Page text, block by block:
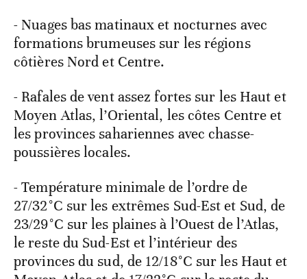
- Nuages bas matinaux et nocturnes avec
formations brumeuses sur les régions
côtières Nord et Centre.
- Rafales de vent assez fortes sur les Haut et
Moyen Atlas, l’Oriental, les côtes Centre et
les provinces sahariennes avec chasse-
poussières locales.
- Température minimale de l’ordre de
27/32°C sur les extrêmes Sud-Est et Sud, de
23/29°C sur les plaines à l’Ouest de l’Atlas,
le reste du Sud-Est et l’intérieur des
provinces du sud, de 12/18°C sur les Haut et